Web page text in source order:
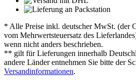
* Alle Preise inkl. deutscher MwSt. (der
vom Mehrwertsteuersatz des
wenn nicht anders beschrieben.
** gilt für Lieferungen innerhalb
andere Länder entnehmen Sie bitte der
Versandinformationen.